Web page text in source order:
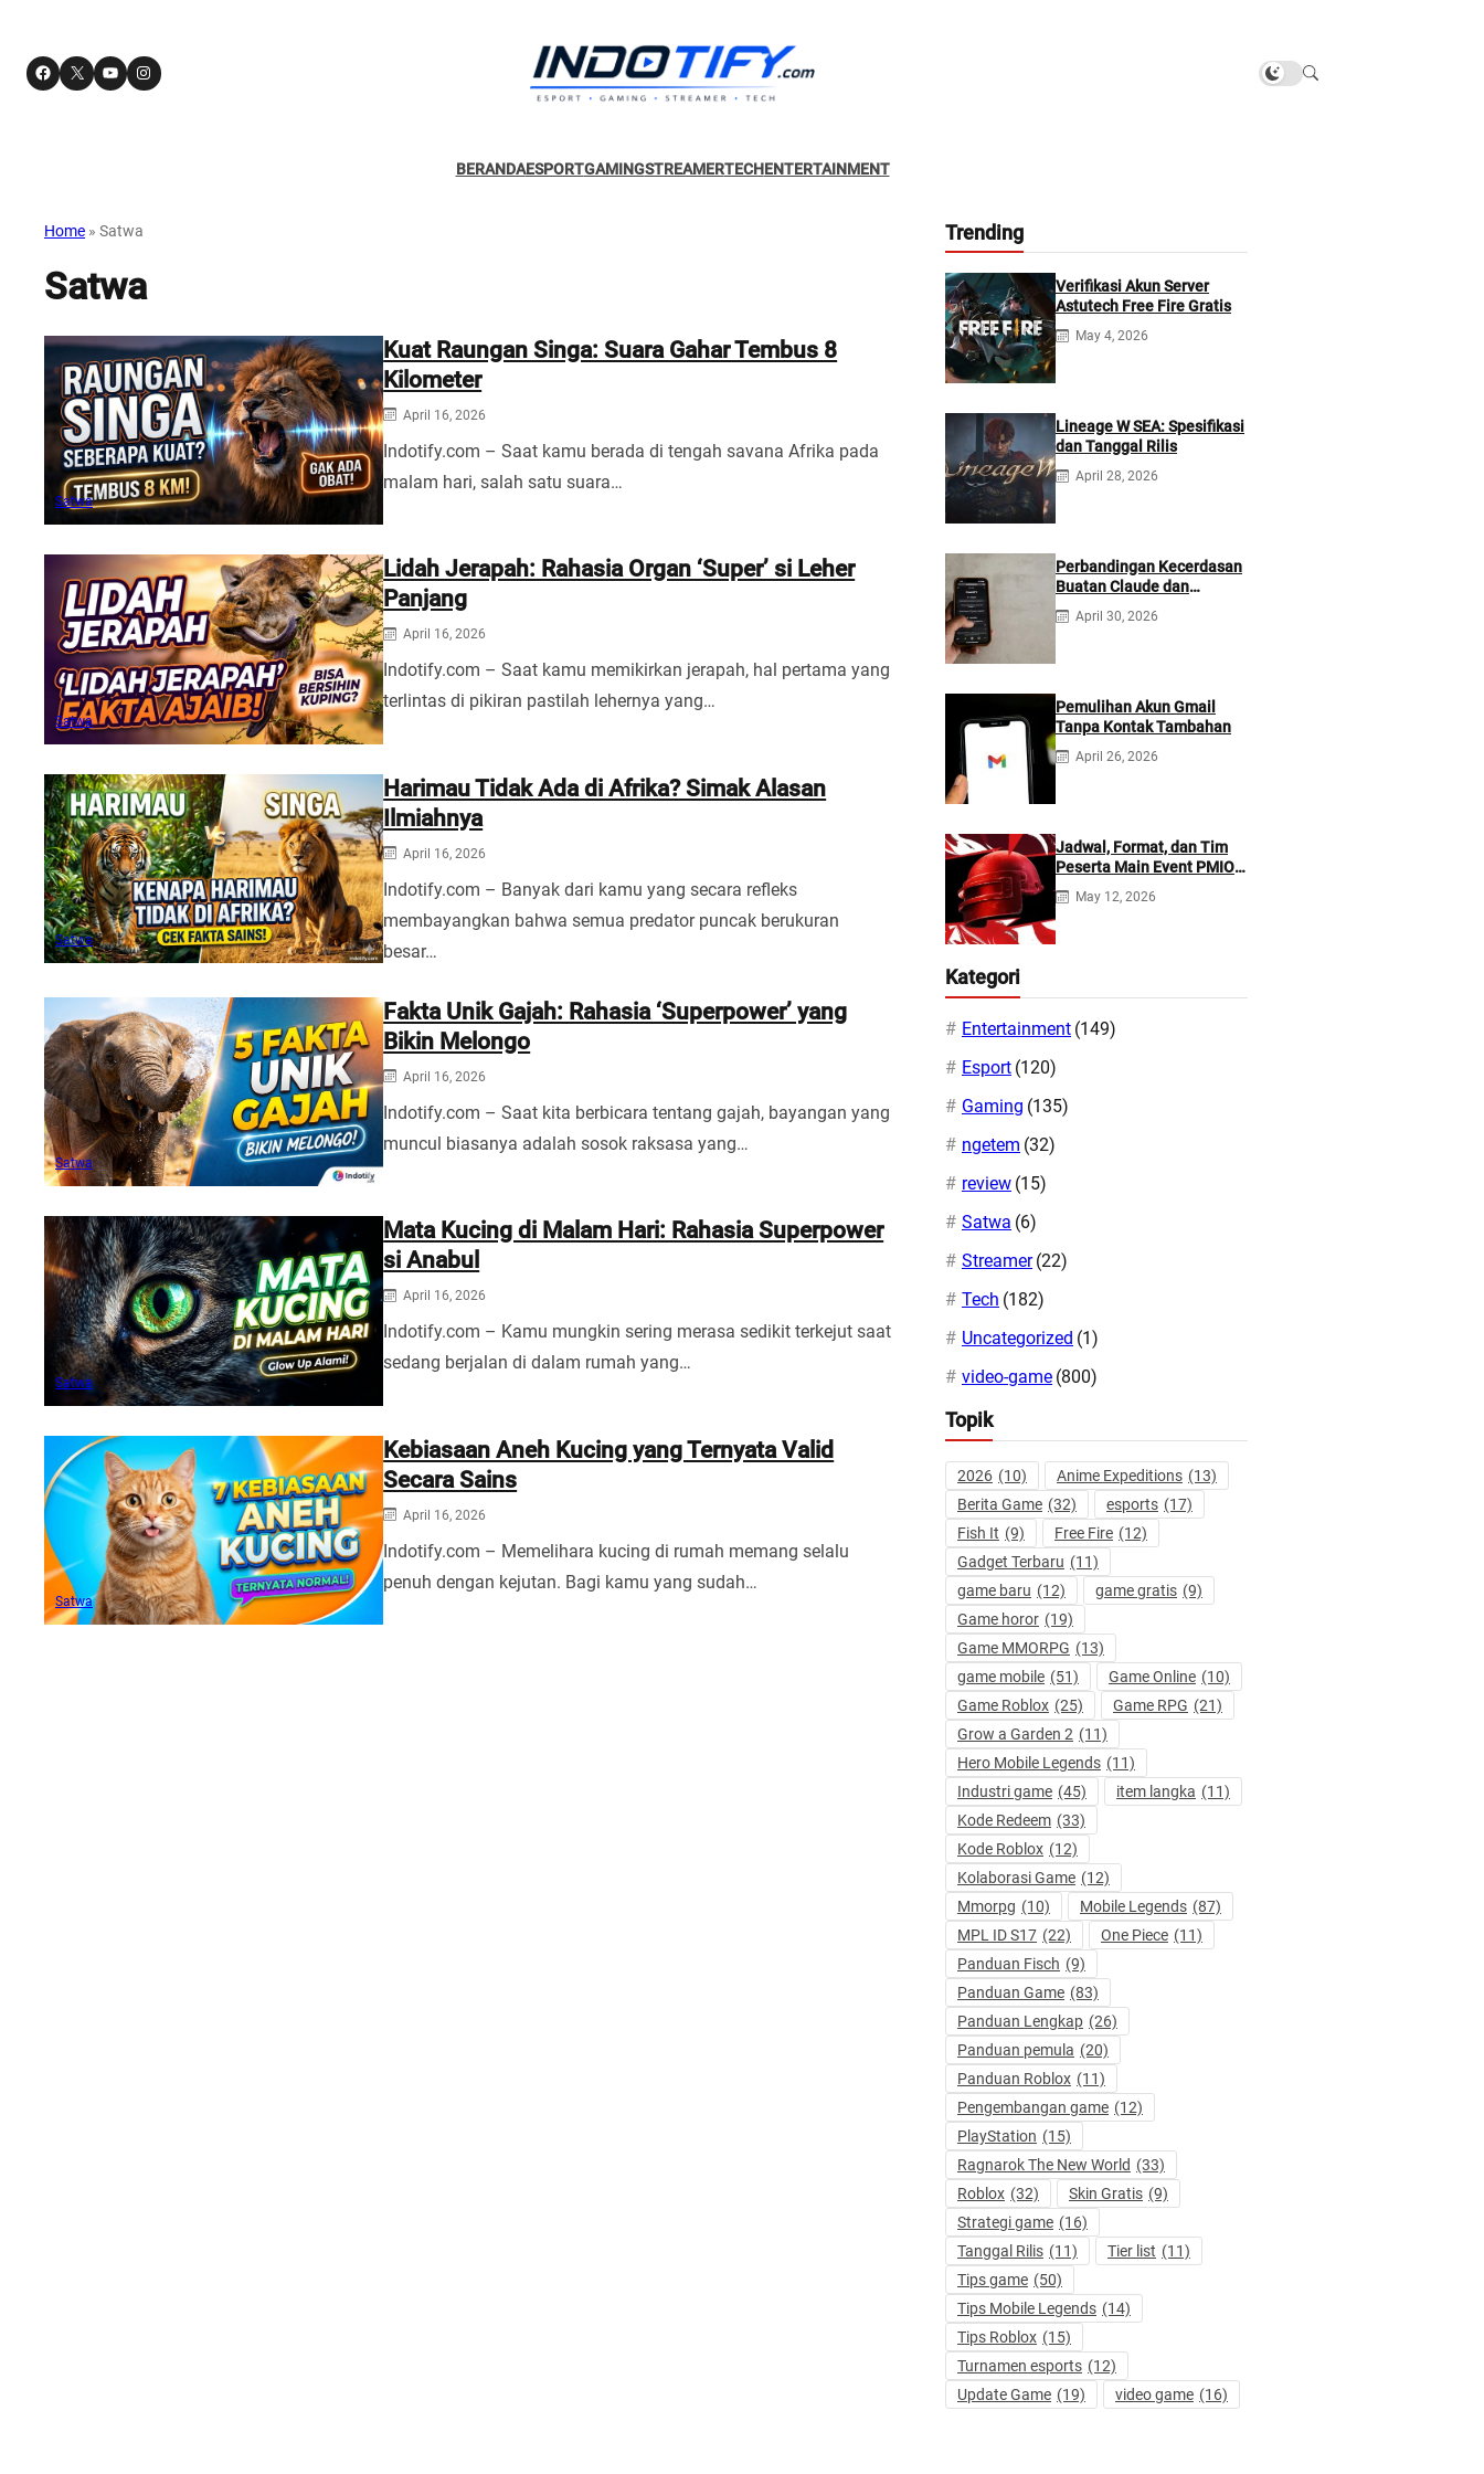
Facebook X YouTube Instagram
BERANDAESPORTGAMINGSTREAMERTECHENTERTAINMENT
Home » Satwa
Satwa
Satwa
Kuat Raungan Singa: Suara Gahar Tembus 8
Kilometer
April 16, 2026
Indotify.com – Saat kamu berada di tengah savana Afrika pada
malam hari, salah satu suara…
Satwa
Lidah Jerapah: Rahasia Organ ‘Super’ si Leher
Panjang
April 16, 2026
Indotify.com – Saat kamu memikirkan jerapah, hal pertama yang
terlintas di pikiran pastilah lehernya yang…
Satwa
Harimau Tidak Ada di Afrika? Simak Alasan
Ilmiahnya
April 16, 2026
Indotify.com – Banyak dari kamu yang secara refleks
membayangkan bahwa semua predator puncak berukuran
besar…
Satwa
Fakta Unik Gajah: Rahasia ‘Superpower’ yang
Bikin Melongo
April 16, 2026
Indotify.com – Saat kita berbicara tentang gajah, bayangan yang
muncul biasanya adalah sosok raksasa yang…
Satwa
Mata Kucing di Malam Hari: Rahasia Superpower
si Anabul
April 16, 2026
Indotify.com – Kamu mungkin sering merasa sedikit terkejut saat
sedang berjalan di dalam rumah yang…
Satwa
Kebiasaan Aneh Kucing yang Ternyata Valid
Secara Sains
April 16, 2026
Indotify.com – Memelihara kucing di rumah memang selalu
penuh dengan kejutan. Bagi kamu yang sudah…
Trending
Verifikasi Akun Server
Astutech Free Fire Gratis
May 4, 2026
Lineage W SEA: Spesifikasi
dan Tanggal Rilis
April 28, 2026
Perbandingan Kecerdasan
Buatan Claude dan
ChatGPT: Mana yang Lebih
Baik?
April 30, 2026
Pemulihan Akun Gmail
Tanpa Kontak Tambahan
April 26, 2026
Jadwal, Format, dan Tim
Peserta Main Event PMIO
2026
May 12, 2026
Kategori
Entertainment (149)
Esport (120)
Gaming (135)
ngetem (32)
review (15)
Satwa (6)
Streamer (22)
Tech (182)
Uncategorized (1)
video-game (800)
Topik
2026 (10) Anime Expeditions (13)
Berita Game (32) esports (17)
Fish It (9) Free Fire (12)
Gadget Terbaru (11)
game baru (12) game gratis (9)
Game horor (19)
Game MMORPG (13)
game mobile (51) Game Online (10)
Game Roblox (25) Game RPG (21)
Grow a Garden 2 (11)
Hero Mobile Legends (11)
Industri game (45) item langka (11)
Kode Redeem (33)
Kode Roblox (12)
Kolaborasi Game (12)
Mmorpg (10) Mobile Legends (87)
MPL ID S17 (22) One Piece (11)
Panduan Fisch (9)
Panduan Game (83)
Panduan Lengkap (26)
Panduan pemula (20)
Panduan Roblox (11)
Pengembangan game (12)
PlayStation (15)
Ragnarok The New World (33)
Roblox (32) Skin Gratis (9)
Strategi game (16)
Tanggal Rilis (11) Tier list (11)
Tips game (50)
Tips Mobile Legends (14)
Tips Roblox (15)
Turnamen esports (12)
Update Game (19) video game (16)